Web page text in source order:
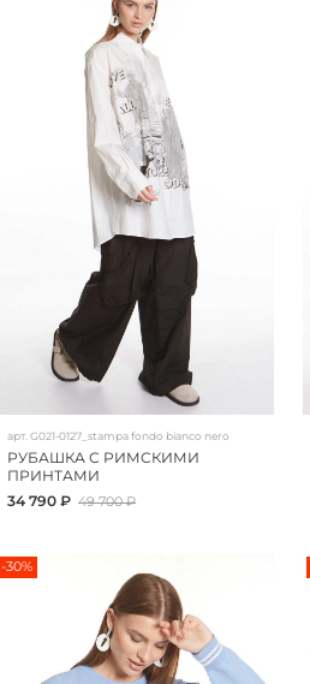
арт.G021-0127_stampa fondo bianco nero
РУБАШКА С РИМСКИМИ
ПРИНТАМИ
34 790 ₽ 49 700 ₽
-30%